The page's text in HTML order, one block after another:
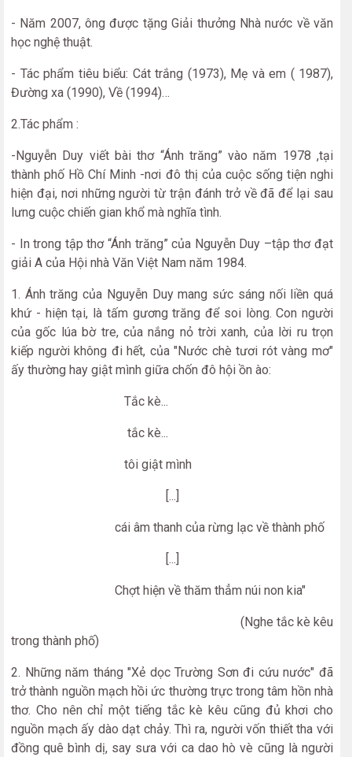
- Năm 2007, ông được tặng Giải thưởng Nhà nước về văn
học nghệ thuật.
- Tác phẩm tiêu biểu: Cát trắng (1973), Mẹ và em ( 1987),
Đường xa (1990), Về (1994)…
2.Tác phẩm :
-Nguyễn Duy viết bài thơ “Ánh trăng” vào năm 1978 ,tại
thành phố Hồ Chí Minh -nơi đô thị của cuộc sống tiện nghi
hiện đại, nơi những người từ trận đánh trở về đã để lại sau
lưng cuộc chiến gian khổ mà nghĩa tình.
- In trong tập thơ “Ánh trăng” của Nguyễn Duy –tập thơ đạt
giải A của Hội nhà Văn Việt Nam năm 1984.
1. Ánh trăng của Nguyễn Duy mang sức sáng nối liền quá
khứ - hiện tại, là tấm gương trăng để soi lòng. Con người
của gốc lúa bờ tre, của nắng nỏ trời xanh, của lời ru trọn
kiếp người không đi hết, của "Nước chè tươi rót vàng mơ"
ấy thường hay giật mình giữa chốn đô hội ồn ào:
Tắc kè...
tắc kè...
tôi giật mình
[...]
cái âm thanh của rừng lạc về thành phố
[...]
Chợt hiện về thăm thẳm núi non kia"
(Nghe tắc kè kêu
trong thành phố)
2. Những năm tháng "Xẻ dọc Trường Sơn đi cứu nước" đã
trở thành nguồn mạch hồi ức thường trực trong tâm hồn nhà
thơ. Cho nên chỉ một tiếng tắc kè kêu cũng đủ khơi cho
nguồn mạch ấy dào dạt chảy. Thì ra, người vốn thiết tha với
đồng quê bình dị, say sưa với ca dao hò vè cũng là người